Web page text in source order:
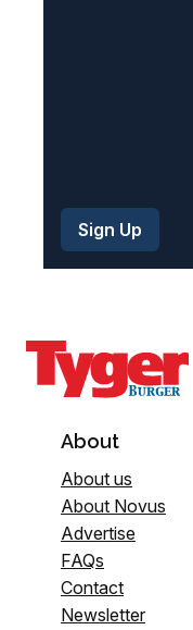
About
About us
About Novus
Advertise
FAQs
Contact
Newsletter